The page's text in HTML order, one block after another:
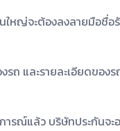
หญ่จะต้องลงลายมือชื่อ
รถ และรายละเอียดขอ
รณ์แล้ว บริษัทประกันจะ